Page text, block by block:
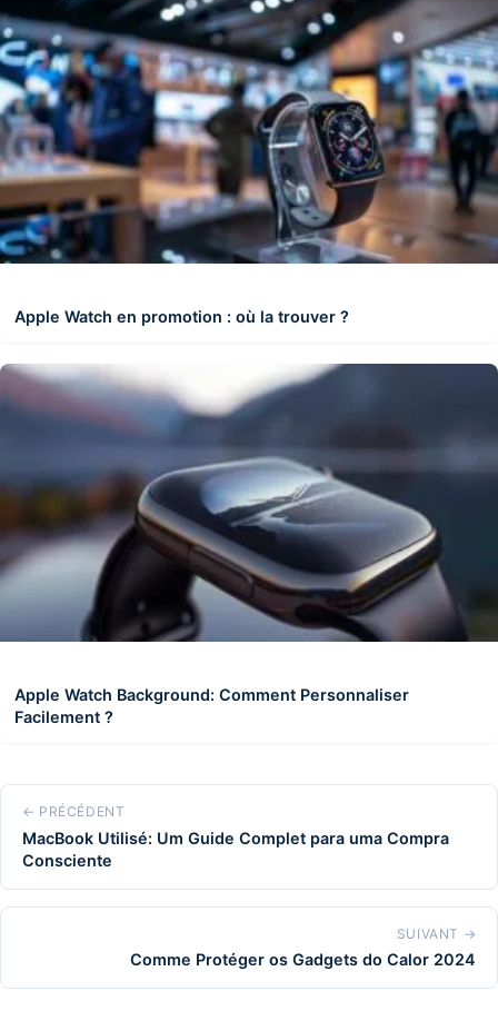
Apple Watch en promotion : où la trouver ?
Apple Watch Background: Comment Personnaliser
Facilement ?
← PRÉCÉDENT
MacBook Utilisé: Um Guide Complet para uma Compra
Consciente
SUIVANT →
Comme Protéger os Gadgets do Calor 2024